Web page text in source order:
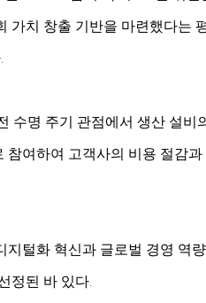
치 창출 기반을 마련했다는
수명 주기 관점에서 생산 설
여하여 고객사의 비용 절감
털화 혁신과 글로벌 경영 역
정된 바 있다.